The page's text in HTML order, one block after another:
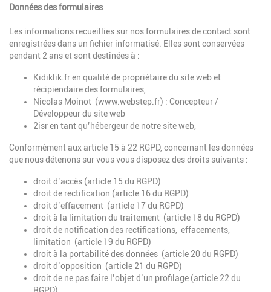
Données des formulaires
Les informations recueillies sur nos formulaires de contact sont
enregistrées dans un fichier informatisé. Elles sont conservées
pendant 2 ans et sont destinées à :
Kidiklik.fr en qualité de propriétaire du site web et
récipiendaire des formulaires,
Nicolas Moinot (www.webstep.fr) : Concepteur /
Développeur du site web
2isr en tant qu’hébergeur de notre site web,
Conformément aux article 15 à 22 RGPD, concernant les données
que nous détenons sur vous vous disposez des droits suivants :
droit d’accès (article 15 du RGPD)
droit de rectification (article 16 du RGPD)
droit d’effacement (article 17 du RGPD)
droit à la limitation du traitement (article 18 du RGPD)
droit de notification des rectifications, effacements,
limitation (article 19 du RGPD)
droit à la portabilité des données (article 20 du RGPD)
droit d’opposition (article 21 du RGPD)
droit de ne pas faire l’objet d’un profilage (article 22 du